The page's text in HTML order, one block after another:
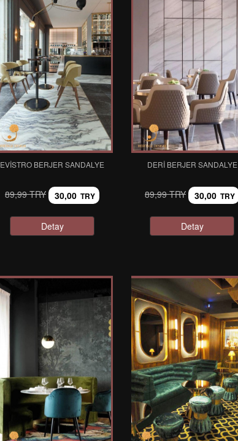
EVISTRO BERJER SANDALYE
89,99 TRY 30,00 TRY
Detay
DERI BERJER SANDALYE
89,99 TRY 30,00 TRY
Detay